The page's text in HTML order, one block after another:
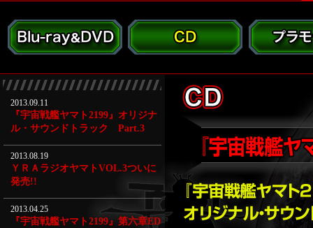
2013.09.11
『宇宙戦艦ヤマト2199』オリジナ
ル・サウンドトラック Part.3
2013.08.19
ＹＲＡラジオヤマトVOL.3ついに
発売!!
2013.04.25
『宇宙戦艦ヤマト2199』第六章ED